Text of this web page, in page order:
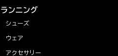
ランニング
シューズ
ウェア
アクセサリー